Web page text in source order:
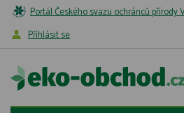
Portál Českého svazu ochránců přírody
Příhlásit se